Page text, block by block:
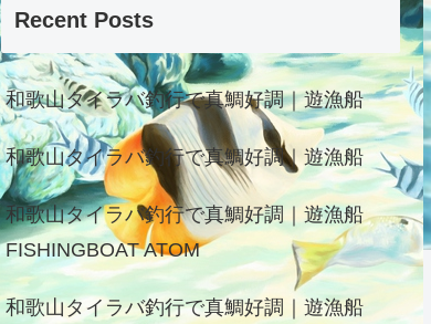
Recent Posts
和歌山タイラバ釣行で真鯛好調｜遊漁船
和歌山タイラバ釣行で真鯛好調｜遊漁船
和歌山タイラバ釣行で真鯛好調｜遊漁船
FISHINGBOAT ATOM
和歌山タイラバ釣行で真鯛好調｜遊漁船